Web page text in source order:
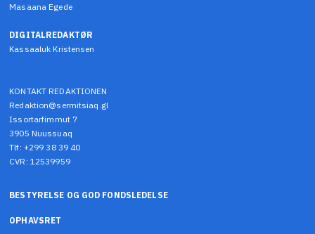
Masaana Egede
DIGITALREDAKTØR
Kassaaluk Kristensen
KONTAKT REDAKTIONEN
Redaktion@sermitsiaq.gl
Issortarfimmut 7
3905 Nuussuaq
Tlf: +299 38 39 40
CVR: 12539959
BESTYRELSE OG GOD FONDSLEDELSE
OPHAVSRET